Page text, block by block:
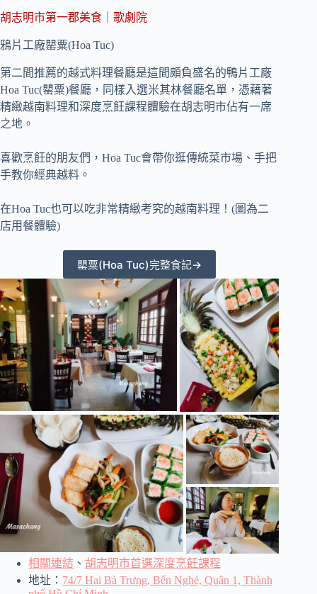
胡志明市第一郡美食｜歌劇院
鴉片工廠罌粟(Hoa Tuc)
第二間推薦的越式料理餐廳是這間頗負盛名的鴨片工廠
Hoa Tuc(罌粟)餐廳，同樣入選米其林餐廳名單，憑藉著
精緻越南料理和深度烹飪課程體驗在胡志明市佔有一席
之地。
喜歡烹飪的朋友們，Hoa Tuc會帶你逛傳統菜市場、手把
手教你經典越料。
在Hoa Tuc也可以吃非常精緻考究的越南料理！(圖為二
店用餐體驗)
罌粟(Hoa Tuc)完整食記→
相關連結 、 胡志明市首選深度烹飪課程
地址： 74/7 Hai Bà Trưng, Bến Nghé, Quận 1, Thành